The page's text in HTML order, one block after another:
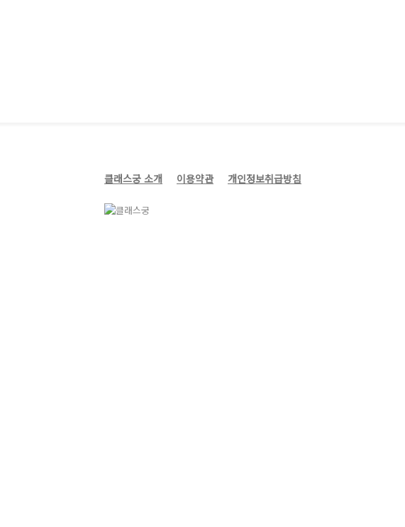
클래스궁 소개 이용약관 개인정보취급방침